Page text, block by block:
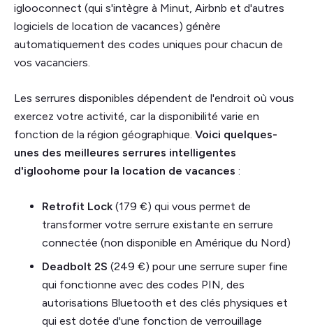
iglooconnect (qui s'intègre à Minut, Airbnb et d'autres
logiciels de location de vacances) génère
automatiquement des codes uniques pour chacun de
vos vacanciers.
Les serrures disponibles dépendent de l'endroit où vous
exercez votre activité, car la disponibilité varie en
fonction de la région géographique. Voici quelques-
unes des meilleures serrures intelligentes
d'igloohome pour la location de vacances :
Retrofit Lock (179 €) qui vous permet de
transformer votre serrure existante en serrure
connectée (non disponible en Amérique du Nord)
Deadbolt 2S (249 €) pour une serrure super fine
qui fonctionne avec des codes PIN, des
autorisations Bluetooth et des clés physiques et
qui est dotée d'une fonction de verrouillage